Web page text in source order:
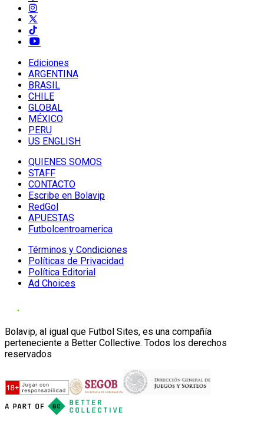
Ediciones
ARGENTINA
BRASIL
CHILE
GLOBAL
MÉXICO
PERU
US ENGLISH
QUIENES SOMOS
STAFF
CONTACTO
Escribe en Bolavip
RedGol
APUESTAS
Futbolcentroamerica
Términos y Condiciones
Políticas de Privacidad
Política Editorial
Ad Choices
Bolavip, al igual que Futbol Sites, es una compañía
perteneciente a Better Collective. Todos los derechos
reservados